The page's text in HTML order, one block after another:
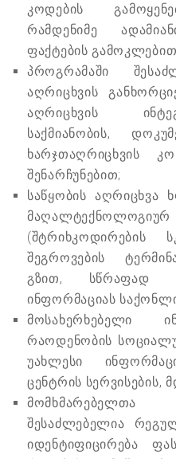
კოდების
რამდენიმე
ფაქტების
პროგრამაში
აღრიცხვის
აღრიცხვის
საქმიანობის,
ხარჯთაღრიცხვის
შენარჩუნებით;
საწყობის აღრიცხვა
(შტრიხკოდირების
შეგროვების
გზით, სწრაფად
ინფორმაციას
მოსახერხებელი
რაოდენობის
უახლესი
ცენტრის სერვისების,
მომხმარებელთა
შესაძლებელია
იდენტიფიცირება